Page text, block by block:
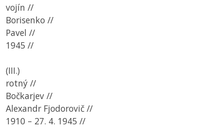
vojín //
Borisenko //
Pavel //
1945 //
(III.)
rotný //
Bočkarjev //
Alexandr Fjodorovič //
1910 – 27. 4. 1945 //